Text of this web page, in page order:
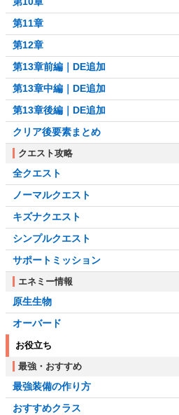
第11章
第12章
第13章前編｜DE追加
第13章中編｜DE追加
第13章後編｜DE追加
クリア後要素まとめ
クエスト攻略
全クエスト
ノーマルクエスト
キズナクエスト
シンプルクエスト
サポートミッション
エネミー情報
原生生物
オーバード
お役立ち
最強・おすすめ
最強装備の作り方
おすすめクラス